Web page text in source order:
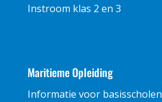
Instroom klas 2 en 3
Maritieme Opleiding
Informatie voor basisscholen